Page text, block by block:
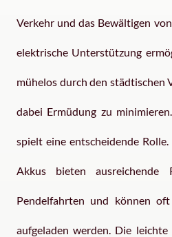
Verkehr und das Bewältigen
elektrische Unterstützung
mühelos durch den städtischen
dabei Ermüdung zu
spielt eine entscheidende
Akkus bieten ausreichende
Pendelfahrten und können
aufgeladen werden. Die